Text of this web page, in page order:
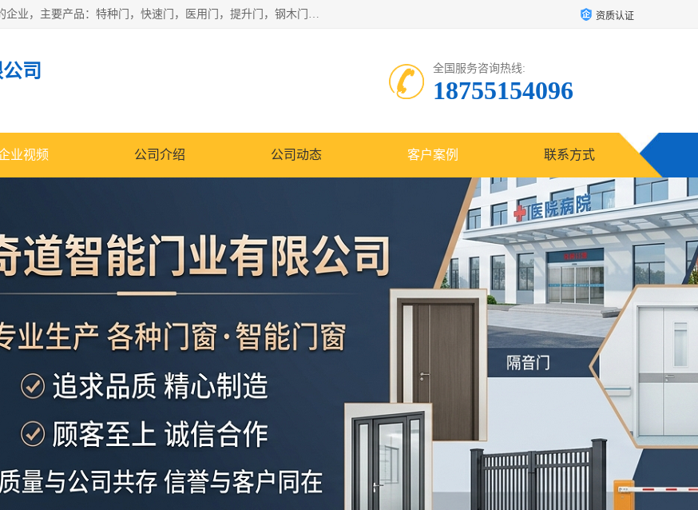
安徽奇道智能门业有限公司是一家专业生产各种门窗、智能门窗的企业，主要产品：特种门，快速门，医用门，提升门，钢木门，智能道闸，钢大门，平移门，卷帘门，保温门，钢制自由门，防火门等，欢迎前来咨询采购。 资质认证
司 全国服务咨询热线:
18755154096
业视频 公司介绍 公司动态 客户案例 联系方式